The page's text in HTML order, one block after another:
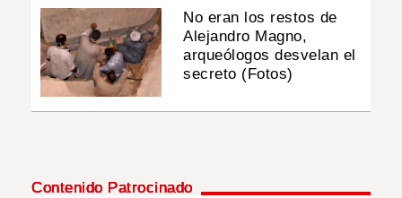
No eran los restos de
Alejandro Magno,
arqueólogos desvelan el
secreto (Fotos)
Contenido Patrocinado